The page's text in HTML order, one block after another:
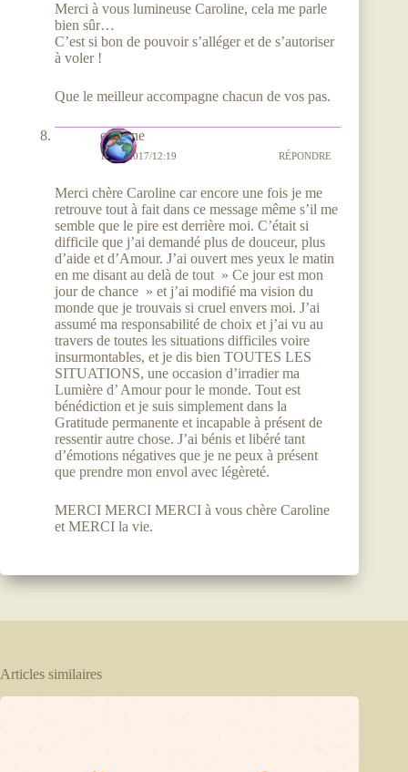
Merci à vous lumineuse Caroline, cela me parle
bien sûr…
C’est si bon de pouvoir s’alléger et de s’autoriser
à voler !
Que le meilleur accompagne chacun de vos pas.
evelyne
19/08/2017/12:19 RÉPONDRE
Merci chère Caroline car encore une fois je me
retrouve tout à fait dans ce message même s’il me
semble que le pire est derrière moi. C’était si
difficile que j’ai demandé plus de douceur, plus
d’aide et d’Amour. J’ai ouvert mes yeux le matin
en me disant au delà de tout » Ce jour est mon
jour de chance » et j’ai modifié ma vision du
monde que je trouvais si cruel envers moi. J’ai
assumé ma responsabilité de choix et j’ai vu au
travers de toutes les situations difficiles voire
insurmontables, et je dis bien TOUTES LES
SITUATIONS, une occasion d’irradier ma
Lumière d’ Amour pour le monde. Tout est
bénédiction et je suis simplement dans la
Gratitude permanente et incapable à présent de
ressentir autre chose. J’ai bénis et libéré tant
d’émotions négatives que je ne peux à présent
que prendre mon envol avec légèreté.
MERCI MERCI MERCI à vous chère Caroline
et MERCI la vie.
Articles similaires